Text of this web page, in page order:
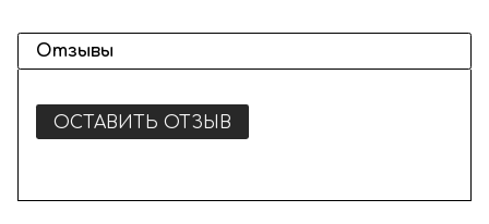
Отзывы
ОСТАВИТЬ ОТЗЫВ